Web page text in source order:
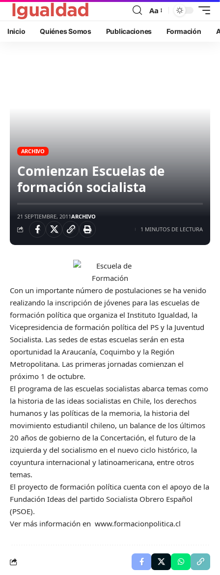
Aa
Inicio Quiénes Somos Publicaciones Formación
ARCHIVO
Comienzan Escuelas de
formación socialista
21 SEPTIEMBRE, 2011ARCHIVO
1 MINUTOS DE LECTURA
Con un importante número de postulaciones se ha venido
realizando la inscripción de jóvenes para las escuelas de
formación política que organiza el Instituto Igualdad, la
Vicepresidencia de formación política del PS y la Juventud
Socialista. Las sedes de estas escuelas serán en esta
oportunidad la Araucanía, Coquimbo y la Región
Metropolitana. Las primeras jornadas comienzan el
próximo 1 de octubre.
El programa de las escuelas socialistas abarca temas como
la historia de las ideas socialistas en Chile, los derechos
humanos y las políticas de la memoria, la historia del
movimiento estudiantil chileno, un balance de los últimos
20 años de gobierno de la Concertación, el futuro de la
izquierda y del socialismo en el nuevo ciclo histórico, la
coyuntura internacional y latinoamericana, entre otros
temas.
El proyecto de formación política cuenta con el apoyo de la
Fundación Ideas del partido Socialista Obrero Español
(PSOE).
Ver más información en www.formacionpolitica.cl